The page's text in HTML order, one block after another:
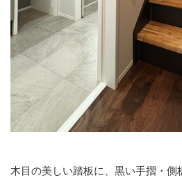
木目の美しい踏板に、黒い手摺・側